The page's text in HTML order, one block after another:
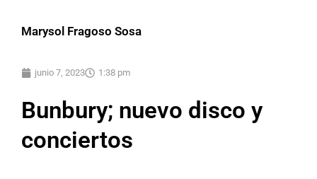
Marysol Fragoso Sosa
junio 7, 2023 1:38 pm
Bunbury; nuevo disco y
conciertos